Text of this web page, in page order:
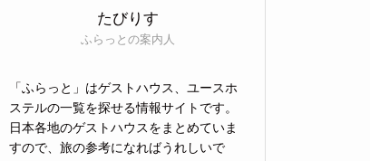
たびりす
ふらっとの案内人
「ふらっと」はゲストハウス、ユースホ
ステルの一覧を探せる情報サイトです。
日本各地のゲストハウスをまとめていま
すので、旅の参考になればうれしいで